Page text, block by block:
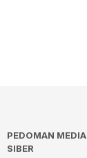
PEDOMAN MEDIA
SIBER